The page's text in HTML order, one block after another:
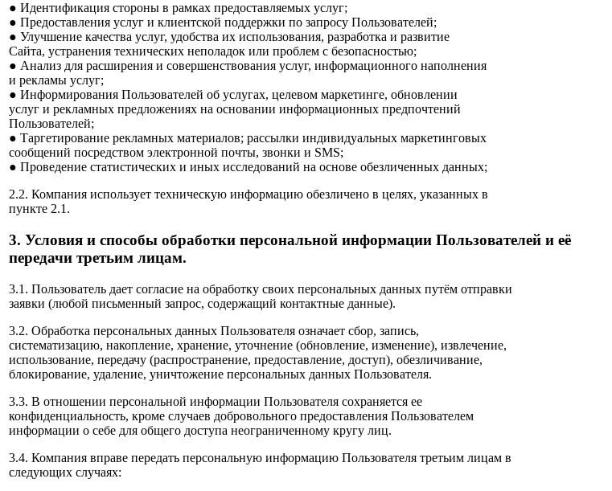
● Идентификация стороны в рамках предоставляемых услуг;
● Предоставления услуг и клиентской поддержки по запросу Пользователей;
● Улучшение качества услуг, удобства их использования, разработка и развитие
Сайта, устранения технических неполадок или проблем с безопасностью;
● Анализ для расширения и совершенствования услуг, информационного наполнения
и рекламы услуг;
● Информирования Пользователей об услугах, целевом маркетинге, обновлении
услуг и рекламных предложениях на основании информационных предпочтений
Пользователей;
● Таргетирование рекламных материалов; рассылки индивидуальных маркетинговых
сообщений посредством электронной почты, звонки и SMS;
● Проведение статистических и иных исследований на основе обезличенных данных;
2.2. Компания использует техническую информацию обезличено в целях, указанных в
пункте 2.1.
3. Условия и способы обработки персональной информации Пользователей и её
передачи третьим лицам.
3.1. Пользователь дает согласие на обработку своих персональных данных путём отправки
заявки (любой письменный запрос, содержащий контактные данные).
3.2. Обработка персональных данных Пользователя означает сбор, запись,
систематизацию, накопление, хранение, уточнение (обновление, изменение), извлечение,
использование, передачу (распространение, предоставление, доступ), обезличивание,
блокирование, удаление, уничтожение персональных данных Пользователя.
3.3. В отношении персональной информации Пользователя сохраняется ее
конфиденциальность, кроме случаев добровольного предоставления Пользователем
информации о себе для общего доступа неограниченному кругу лиц.
3.4. Компания вправе передать персональную информацию Пользователя третьим лицам в
следующих случаях: